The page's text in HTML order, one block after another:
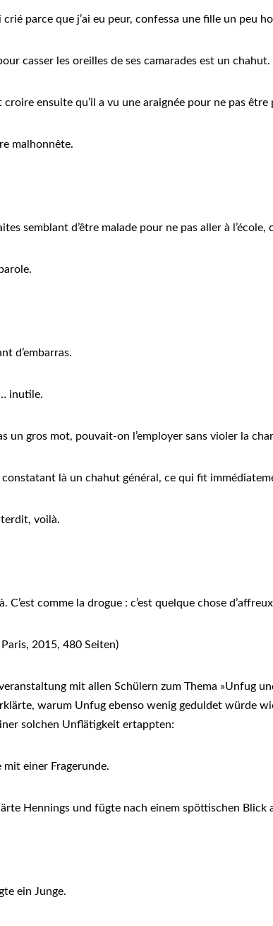
crié parce que j’ai eu peur, confessa une fille un peu
casser les oreilles de ses camarades est un chahut.
ensuite qu’il a vu une araignée pour ne pas
malhonnête.
semblant d’être malade pour ne pas aller à
d’embarras.
inutile.
un gros mot, pouvait-on l’employer sans violer la
là un chahut général, ce qui fit
voilà.
C’est comme la drogue : c’est quelque chose
Paris, 2015, 480 Seiten)
mit allen Schülern zum Thema »Unfug
warum Unfug ebenso wenig geduldet würde
solchen Unflätigkeit ertappten:
einer Fragerunde.
Hennings und fügte nach einem spöttischen Blick
ein Junge.